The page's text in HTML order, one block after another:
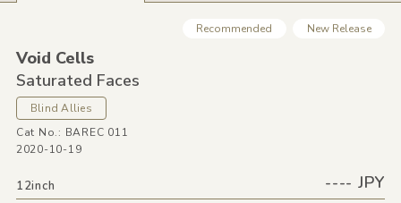
Recommended New Release
Void Cells
Saturated Faces
Blind Allies
Cat No.: BAREC 011
2020-10-19
12inch ---- JPY